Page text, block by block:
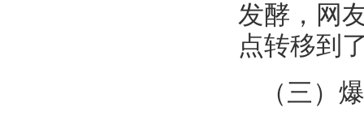
发酵，网
点转移到
（三）